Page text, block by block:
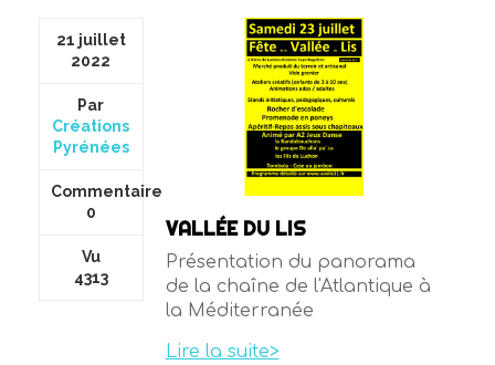
21 juillet
2022
Par
Créations
Pyrénées
Commentaire
0
Vu
4313
VALLÉE DU LIS
Présentation du panorama
de la chaîne de l'Atlantique à
la Méditerranée
Lire la suite>